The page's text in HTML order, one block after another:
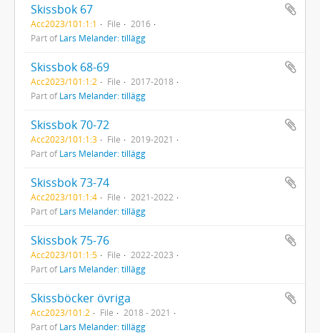
Skissbok 67
Acc2023/101:1:1 File
2016
Part ofLars Melander: tillägg
Skissbok 68-69
Acc2023/101:1:2 File
2017-2018
Part ofLars Melander: tillägg
Skissbok 70-72
Acc2023/101:1:3 File
2019-2021
Part ofLars Melander: tillägg
Skissbok 73-74
Acc2023/101:1:4 File
2021-2022
Part ofLars Melander: tillägg
Skissbok 75-76
Acc2023/101:1:5 File
2022-2023
Part ofLars Melander: tillägg
Skissböcker övriga
Acc2023/101:2 File
2018 - 2021
Part ofLars Melander: tillägg